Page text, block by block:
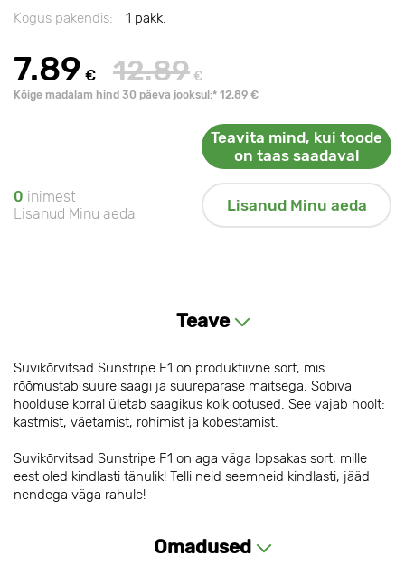
Kogus pakendis:
1 pakk.
7.89 € 12.89 €
Kõige madalam hind 30 päeva jooksul:* 12.89 €
Teavita mind, kui toode
on taas saadaval
0 inimest
Lisanud Minu aeda
Lisanud Minu aeda
Teave
Suvikõrvitsad Sunstripe F1 on produktiivne sort, mis
rõõmustab suure saagi ja suurepärase maitsega. Sobiva
hoolduse korral ületab saagikus kõik ootused. See vajab hoolt:
kastmist, väetamist, rohimist ja kobestamist.
Suvikõrvitsad Sunstripe F1 on aga väga lopsakas sort, mille
eest oled kindlasti tänulik! Telli neid seemneid kindlasti, jääd
nendega väga rahule!
Omadused